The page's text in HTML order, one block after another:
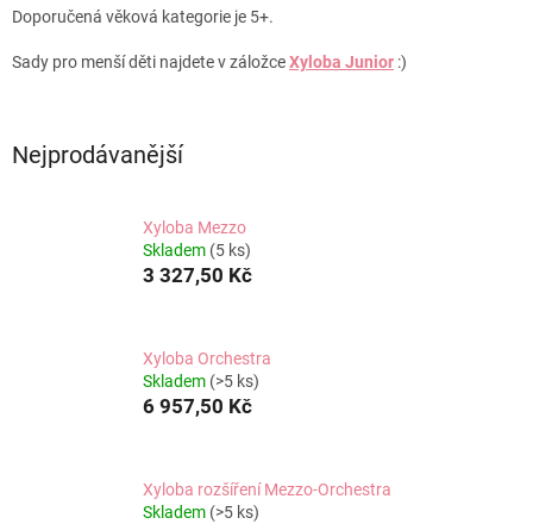
Doporučená věková kategorie je 5+.
Sady pro menší děti najdete v záložceXyloba Junior :)
Nejprodávanější
Xyloba Mezzo
Skladem (5 ks)
3 327,50 Kč
Xyloba Orchestra
Skladem (>5 ks)
6 957,50 Kč
Xyloba rozšíření Mezzo-Orchestra
Skladem (>5 ks)